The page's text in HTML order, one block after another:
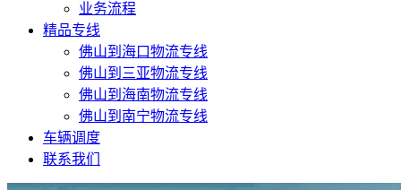
业务流程
精品专线
佛山到海口物流专线
佛山到三亚物流专线
佛山到海南物流专线
佛山到南宁物流专线
车辆调度
联系我们